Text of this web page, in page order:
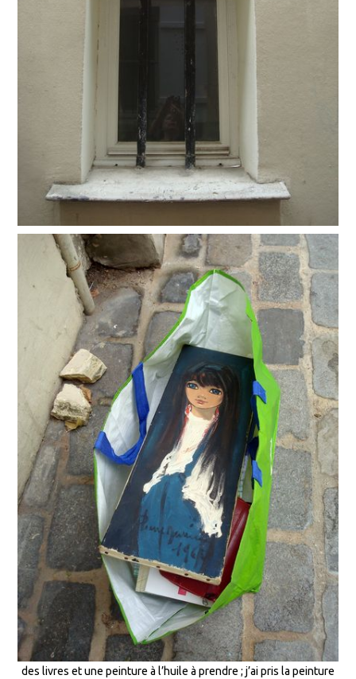
des livres et une peinture à l’huile à prendre ; j’ai pris la peinture